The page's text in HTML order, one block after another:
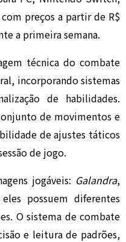
preços a partir de R$
a primeira semana.
técnica do combate
incorporando sistemas
de habilidades.
de movimentos e
de ajustes táticos
de jogo.
jogáveis: Galandra,
possuem diferentes
O sistema de combate
e leitura de padrões,